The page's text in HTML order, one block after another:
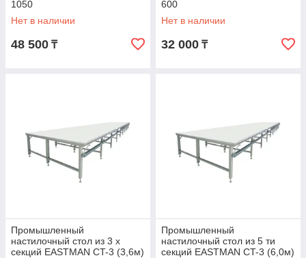
1050
Нет в наличии
48 500 ₸
600
Нет в наличии
32 000 ₸
Промышленный
настилочный стол из 3 х
секций EASTMAN CT-3 (3,6м)
Промышленный
настилочный стол из 5 ти
секций EASTMAN CT-3 (6,0м)